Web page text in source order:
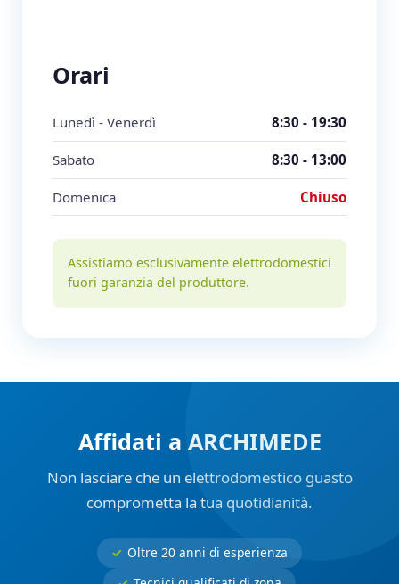
Orari
Lunedì - Venerdì 8:30 - 19:30
Sabato 8:30 - 13:00
Domenica Chiuso
Assistiamo esclusivamente elettrodomestici
fuori garanzia del produttore.
Affidati a ARCHIMEDE
Non lasciare che un elettrodomestico guasto
comprometta la tua quotidianità.
Oltre 20 anni di esperienza